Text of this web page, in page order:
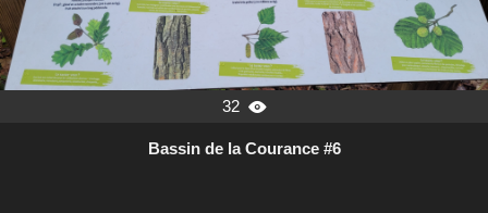
32 
Bassin de la Courance #6